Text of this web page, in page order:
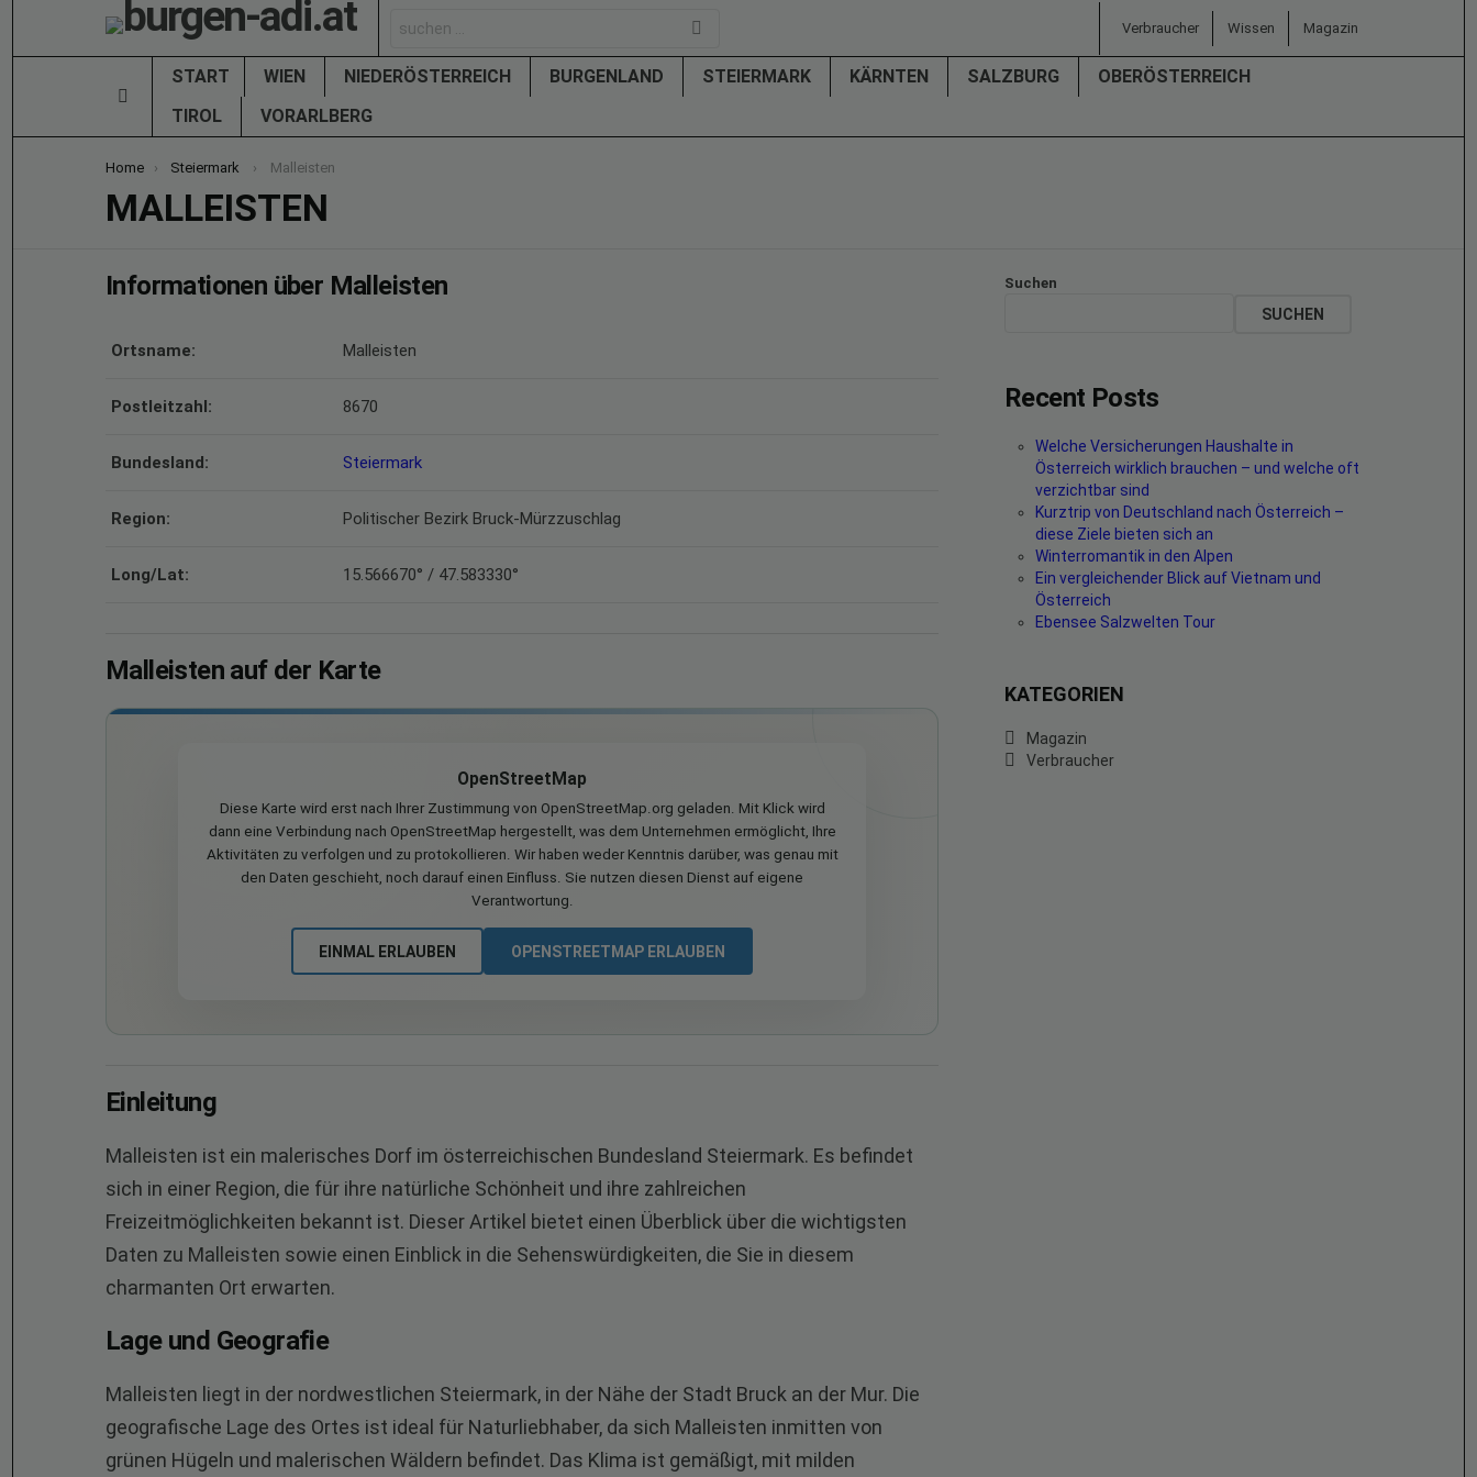
for:
Verbraucher Wissen Magazin
START WIEN NIEDERÖSTERREICH BURGENLAND STEIERMARK KÄRNTEN SALZBURG
OBERÖSTERREICH
TIROL
VORARLBERG
You are here:
Home Steiermark Malleisten
MALLEISTEN
Informationen über Malleisten
Ortsname: Malleisten
Postleitzahl: 8670
Bundesland: Steiermark
Region: Politischer Bezirk Bruck-Mürzzuschlag
Long/Lat: 15.566670° / 47.583330°
Malleisten auf der Karte
OpenStreetMap
Diese Karte wird erst nach Ihrer Zustimmung von OpenStreetMap.org geladen. Mit Klick wird
dann eine Verbindung nach OpenStreetMap hergestellt, was dem Unternehmen ermöglicht, Ihre
Aktivitäten zu verfolgen und zu protokollieren. Wir haben weder Kenntnis darüber, was genau mit
den Daten geschieht, noch darauf einen Einfluss. Sie nutzen diesen Dienst auf eigene
Verantwortung.
EINMAL ERLAUBEN OPENSTREETMAP ERLAUBEN
Einleitung
Malleisten ist ein malerisches Dorf im österreichischen Bundesland Steiermark. Es befindet
sich in einer Region, die für ihre natürliche Schönheit und ihre zahlreichen
Freizeitmöglichkeiten bekannt ist. Dieser Artikel bietet einen Überblick über die wichtigsten
Daten zu Malleisten sowie einen Einblick in die Sehenswürdigkeiten, die Sie in diesem
charmanten Ort erwarten.
Lage und Geografie
Malleisten liegt in der nordwestlichen Steiermark, in der Nähe der Stadt Bruck an der Mur. Die
geografische Lage des Ortes ist ideal für Naturliebhaber, da sich Malleisten inmitten von
grünen Hügeln und malerischen Wäldern befindet. Das Klima ist gemäßigt, mit milden
Suchen
SUCHEN
Recent Posts
Welche Versicherungen Haushalte in
Österreich wirklich brauchen – und welche oft
verzichtbar sind
Kurztrip von Deutschland nach Österreich –
diese Ziele bieten sich an
Winterromantik in den Alpen
Ein vergleichender Blick auf Vietnam und
Österreich
Ebensee Salzwelten Tour
KATEGORIEN
Magazin
Verbraucher